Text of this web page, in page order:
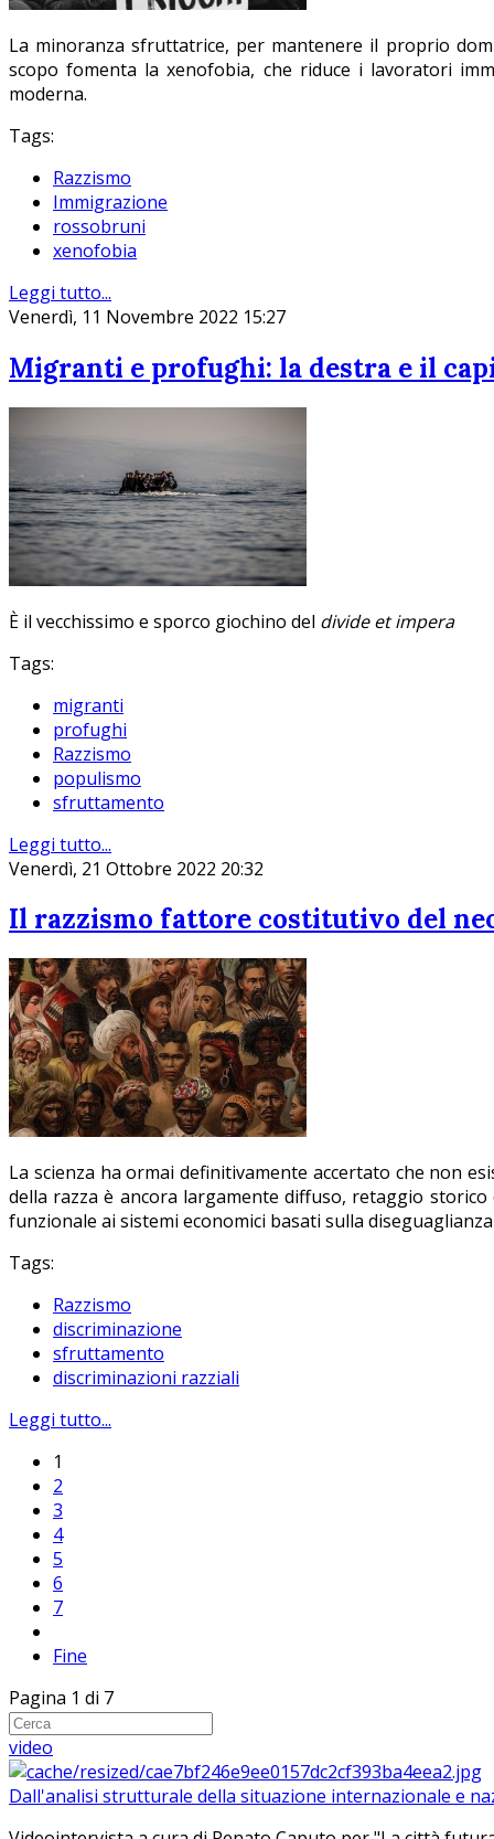
La minoranza sfruttatrice, per mantenere il proprio
scopo fomenta la xenofobia, che riduce i lavoratori
moderna.
Tags:
Razzismo
Immigrazione
rossobruni
xenofobia
Leggi tutto...
Venerdì, 11 Novembre 2022 15:27
Migranti e profughi: la destra e il
È il vecchissimo e sporco giochino del divide et impera
Tags:
migranti
profughi
Razzismo
populismo
sfruttamento
Leggi tutto...
Venerdì, 21 Ottobre 2022 20:32
Il razzismo fattore costitutivo del
La scienza ha ormai definitivamente accertato che non
della razza è ancora largamente diffuso, retaggio
funzionale ai sistemi economici basati sulla
Tags:
Razzismo
discriminazione
sfruttamento
discriminazioni razziali
Leggi tutto...
1
2
3
4
5
6
7
Fine
Pagina 1 di 7
video
Dall'analisi strutturale della situazione internazionale e